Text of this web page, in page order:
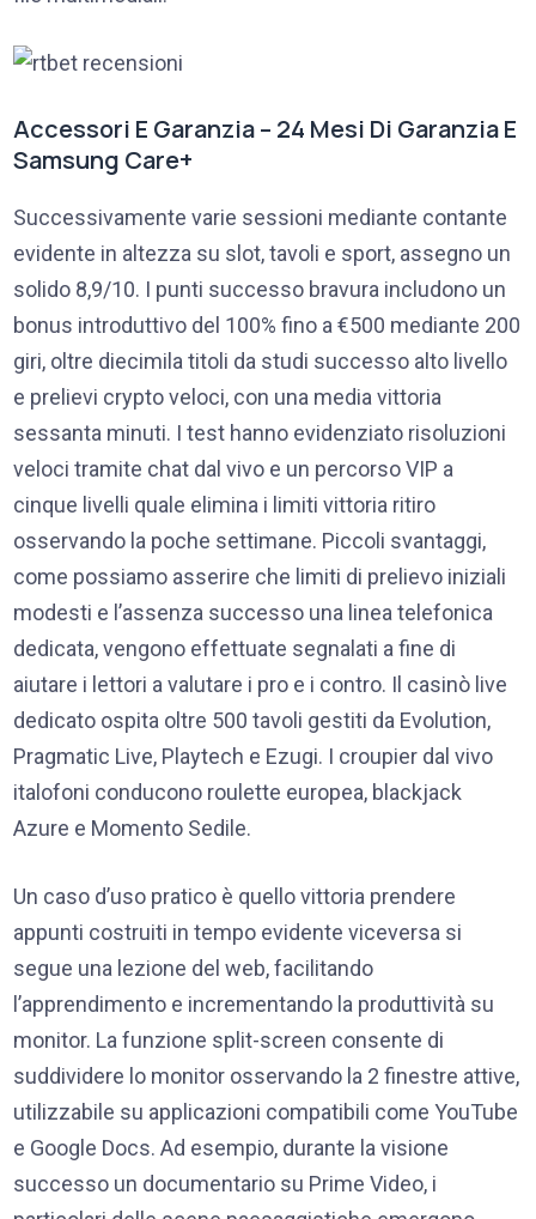
Accessori E Garanzia – 24 Mesi Di Garanzia E
Samsung Care+
Successivamente varie sessioni mediante contante
evidente in altezza su slot, tavoli e sport, assegno un
solido 8,9/10. I punti successo bravura includono un
bonus introduttivo del 100% fino a €500 mediante 200
giri, oltre diecimila titoli da studi successo alto livello
e prelievi crypto veloci, con una media vittoria
sessanta minuti. I test hanno evidenziato risoluzioni
veloci tramite chat dal vivo e un percorso VIP a
cinque livelli quale elimina i limiti vittoria ritiro
osservando la poche settimane. Piccoli svantaggi,
come possiamo asserire che limiti di prelievo iniziali
modesti e l’assenza successo una linea telefonica
dedicata, vengono effettuate segnalati a fine di
aiutare i lettori a valutare i pro e i contro. Il casinò live
dedicato ospita oltre 500 tavoli gestiti da Evolution,
Pragmatic Live, Playtech e Ezugi. I croupier dal vivo
italofoni conducono roulette europea, blackjack
Azure e Momento Sedile.
Un caso d’uso pratico è quello vittoria prendere
appunti costruiti in tempo evidente viceversa si
segue una lezione del web, facilitando
l’apprendimento e incrementando la produttività su
monitor. La funzione split-screen consente di
suddividere lo monitor osservando la 2 finestre attive,
utilizzabile su applicazioni compatibili come YouTube
e Google Docs. Ad esempio, durante la visione
successo un documentario su Prime Video, i